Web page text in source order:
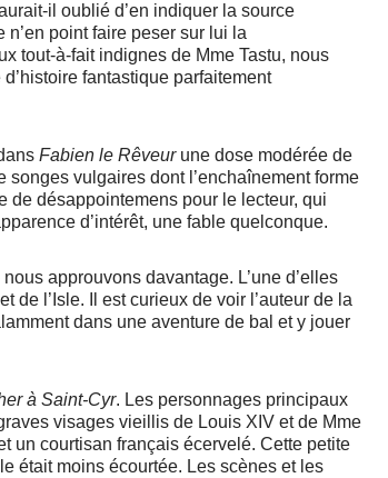
il oublié d’en indiquer la source
point faire peser sur lui la
tout-à-fait indignes de Mme Tastu, nous
fantastique parfaitement
Fabien le Rêveurune dose modérée de
songes vulgaires dont l’enchaînement forme
de désappointemens pour le lecteur, qui
d’intérêt, une fable quelconque.
approuvons davantage. L’une d’elles
de l’Isle. Il est curieux de voir l’auteur de la
dans une aventure de bal et y jouer
à Saint-Cyr. Les personnages principaux
visages vieillis de Louis XIV et de Mme
un courtisan français écervelé. Cette petite
était moins écourtée. Les scènes et les